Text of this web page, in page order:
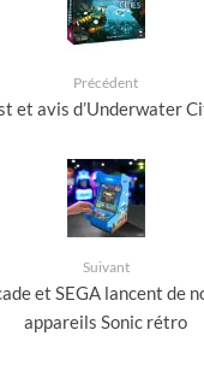
Précédent
et avis d’Underwater
Suivant
et SEGA lancent de
appareils Sonic rétro